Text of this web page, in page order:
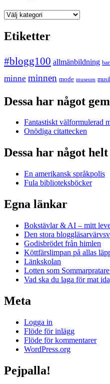
Kategorier
Etiketter
#blogg100 allmänbildning
minne minnen mode museum
Dessa har något
Fantastiskt välformulerad
Onödiga citattecken
Dessa har något
En amerikansk språkpolis
Fula biblioteksböcker
Egna länkar
Bokstävlar & AI – mitt
Den stora
Godisbrödet från himlen
Köttfärslimpan på allas
Länkskolan
Lotten som
Vad ska du laga för mat
Meta
Logga in
Flöde för inlägg
Flöde för kommentarer
WordPress.org
Pejpalla!